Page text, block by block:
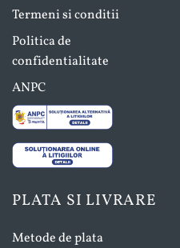
Termeni si conditii
Politica de
confidentialitate
ANPC
PLATA SI LIVRARE
Metode de plata